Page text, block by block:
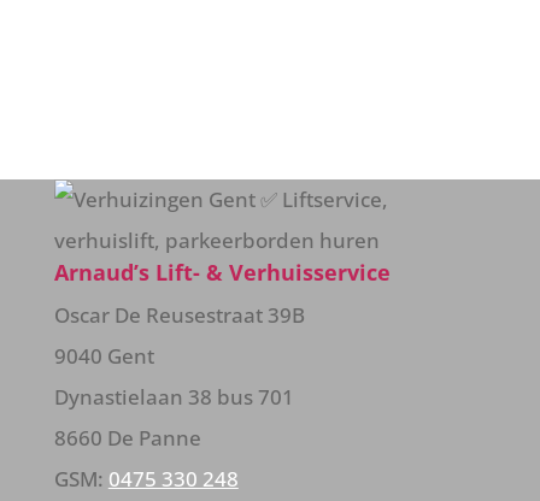
Arnaud’s Lift- & Verhuisservice
Oscar De Reusestraat 39B
9040 Gent
Dynastielaan 38 bus 701
8660 De Panne
GSM: 0475 330 248